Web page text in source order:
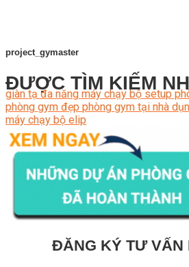
project_gymaster
ĐƯỢC TÌM KIẾM
giàn tạ đa năng máy chạy bộ setup
phòng gym đẹp phòng gym tại nhà
máy chạy bộ elip
ĐĂNG KÝ TƯ VẤN